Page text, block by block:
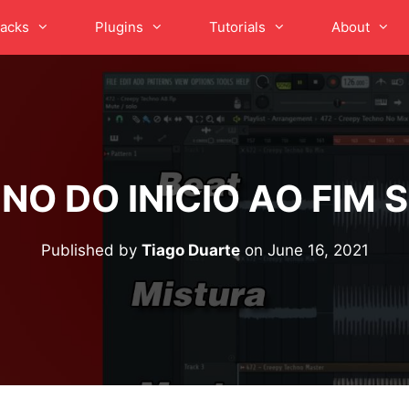
Plugins Tutorials About
DO INICIO AO FIM
Published by Tiago Duarteon June 16, 2021